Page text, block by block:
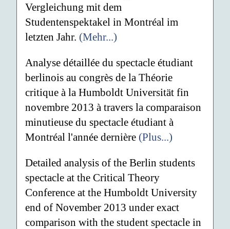
Vergleichung mit dem
Studentenspektakel in Montréal im
letzten Jahr. (Mehr...)
Analyse détaillée du spectacle étudiant
berlinois au congrès de la Théorie
critique à la Humboldt Universität fin
novembre 2013 à travers la comparaison
minutieuse du spectacle étudiant à
Montréal l'année dernière (Plus...)
Detailed analysis of the Berlin students
spectacle at the Critical Theory
Conference at the Humboldt University
end of November 2013 under exact
comparison with the student spectacle in